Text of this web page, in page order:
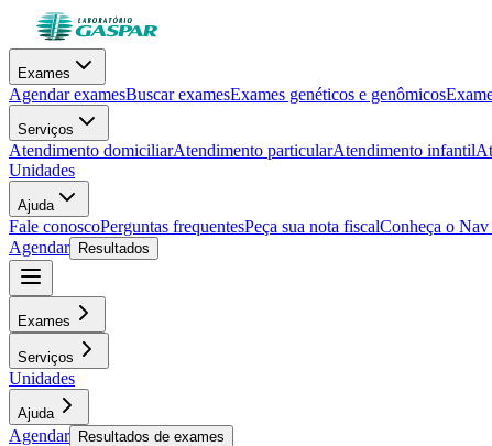
Exames
Agendar examesBuscar examesExames genéticos e genômicos
Serviços
Atendimento domiciliarAtendimento particularAtendimento infantil
Unidades
Ajuda
Fale conoscoPerguntas frequentesPeça sua nota fiscalConheça o Nav
Agendar
Resultados
Exames
Serviços
Unidades
Ajuda
Agendar Resultados de exames